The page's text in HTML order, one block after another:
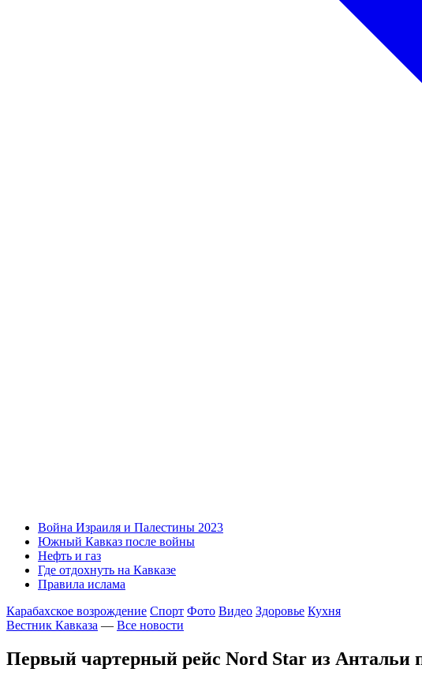
Война Израиля и Палестины 2023
Южный Кавказ после войны
Нефть и газ
Где отдохнуть на Кавказе
Правила ислама
Карабахское возрождение Спорт Фото Видео Здоровье Кухня
Вестник Кавказа — Все новости
Первый чартерный рейс Nord Star из Антальи